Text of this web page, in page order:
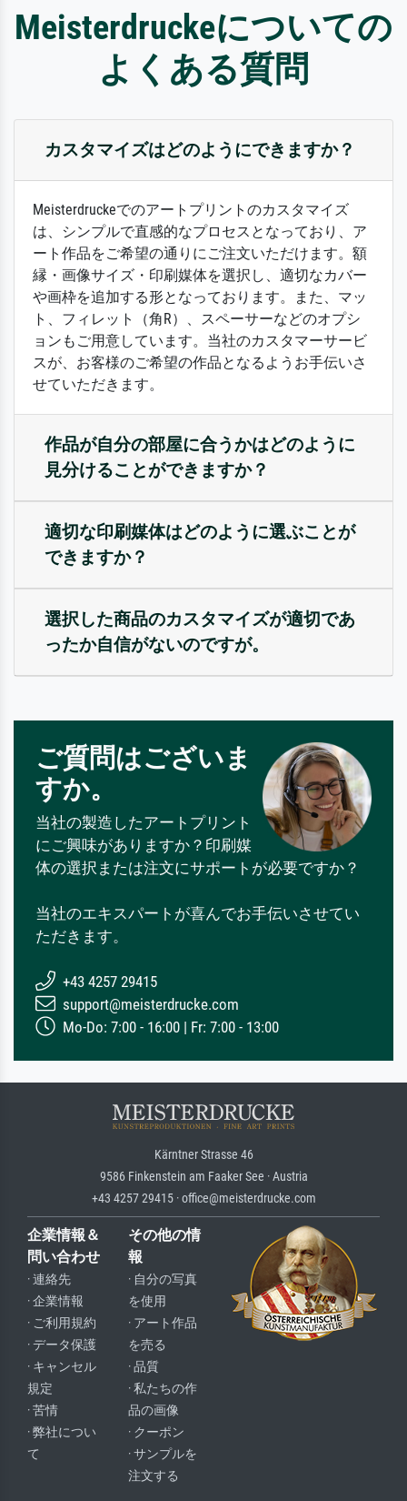
Meisterdruckeについての
よくある質問
カスタマイズはどのようにできますか？
Meisterdruckeでのアートプリントのカスタマイズ
は、シンプルで直感的なプロセスとなっており、ア
ート作品をご希望の通りにご注文いただけます。額
縁・画像サイズ・印刷媒体を選択し、適切なカバー
や画枠を追加する形となっております。また、マッ
ト、フィレット（角R）、スペーサーなどのオプシ
ョンもご用意しています。当社のカスタマーサービ
スが、お客様のご希望の作品となるようお手伝いさ
せていただきます。
作品が自分の部屋に合うかはどのように
見分けることができますか？
適切な印刷媒体はどのように選ぶことが
できますか？
選択した商品のカスタマイズが適切であ
ったか自信がないのですが。
ご質問はございま
すか。
当社の製造したアートプリント
にご興味がありますか？印刷媒
体の選択または注文にサポートが必要ですか？
当社のエキスパートが喜んでお手伝いさせてい
ただきます。
+43 4257 29415
support@meisterdrucke.com
Mo-Do: 7:00 - 16:00 | Fr: 7:00 - 13:00
Kärntner Strasse 46
9586 Finkenstein am Faaker See · Austria
+43 4257 29415 · office@meisterdrucke.com
企業情報＆
問い合わせ
· 連絡先
· 企業情報
· ご利用規約
· データ保護
· キャンセル
規定
· 苦情
· 弊社につい
て
その他の情
報
· 自分の写真
を使用
· アート作品
を売る
· 品質
· 私たちの作
品の画像
· クーポン
· サンプルを
注文する